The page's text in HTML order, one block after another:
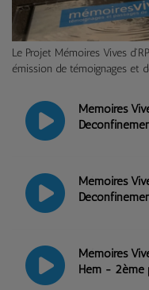
Le Projet Mémoires Vives
émission de témoignages et
Mémoires
Mémoires
Mémoires
Hem - 2ème